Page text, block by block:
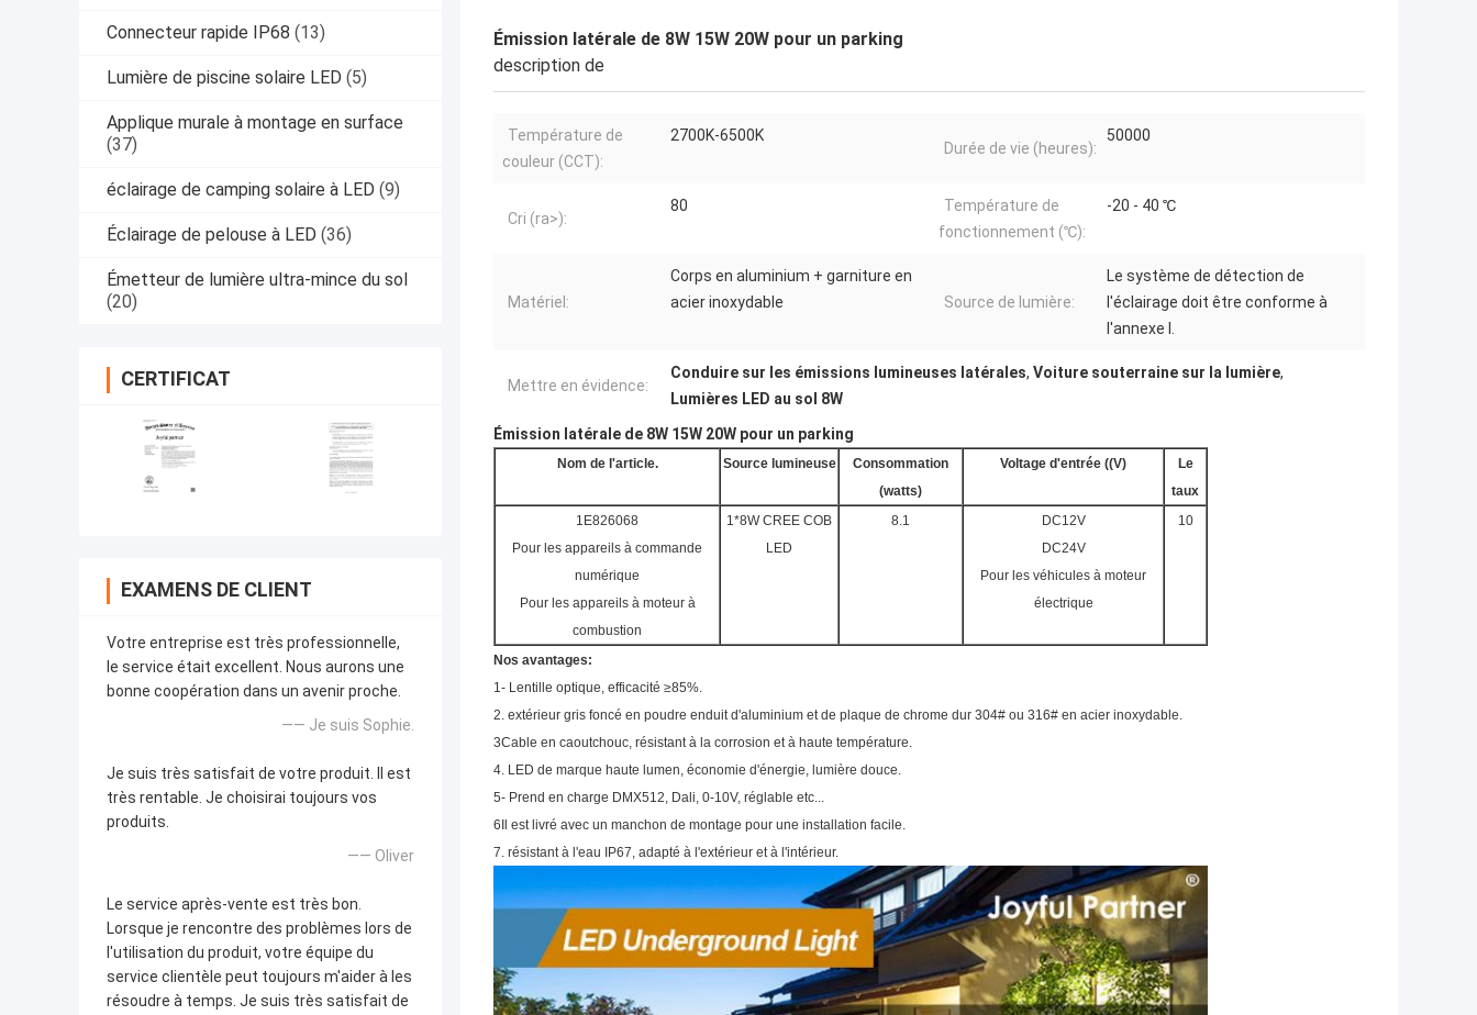
Connecteur rapide IP68 (13)
Lumière de piscine solaire LED (5)
Applique murale à montage en surface
(37)
éclairage de camping solaire à LED (9)
Éclairage de pelouse à LED (36)
Émetteur de lumière ultra-mince du sol
(20)
CERTIFICAT
EXAMENS DE CLIENT
Votre entreprise est très professionnelle,
le service était excellent. Nous aurons une
bonne coopération dans un avenir proche.
—— Je suis Sophie.
Je suis très satisfait de votre produit. Il est
très rentable. Je choisirai toujours vos
produits.
—— Oliver
Le service après-vente est très bon.
Lorsque je rencontre des problèmes lors de
l'utilisation du produit, votre équipe du
service clientèle peut toujours m'aider à les
résoudre à temps. Je suis très satisfait de
Émission latérale de 8W 15W 20W pour un parking
description de
Température de
couleur (CCT):
2700K-6500K
Durée de vie (heures):
50000
Cri (ra>):
80
Température de
fonctionnement (℃):
-20 - 40 ℃
Matériel:
Corps en aluminium + garniture en
acier inoxydable
Source de lumière:
Le système de détection de
l'éclairage doit être conforme à
l'annexe I.
Mettre en évidence:
Conduire sur les émissions lumineuses latérales, Voiture souterraine sur la lumière,
Lumières LED au sol 8W
Émission latérale de 8W 15W 20W pour un parking
Nom de l'article. Source lumineuse
Consommation
(watts)
Voltage d'entrée ((V)
Le
taux
1E826068
Pour les appareils à commande
numérique
Pour les appareils à moteur à
combustion
1*8W CREE COB
LED
8.1
DC12V
DC24V
Pour les véhicules à moteur
électrique
10
Nos avantages:
1- Lentille optique, efficacité ≥85%.
2. extérieur gris foncé en poudre enduit d'aluminium et de plaque de chrome dur 304# ou 316# en acier inoxydable.
3Cable en caoutchouc, résistant à la corrosion et à haute température.
4. LED de marque haute lumen, économie d'énergie, lumière douce.
5- Prend en charge DMX512, Dali, 0-10V, réglable etc...
6Il est livré avec un manchon de montage pour une installation facile.
7. résistant à l'eau IP67, adapté à l'extérieur et à l'intérieur.